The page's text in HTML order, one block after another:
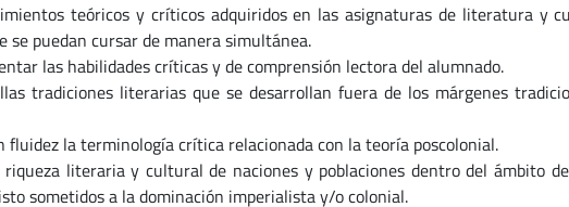
teóricos y críticos adquiridos en las asignaturas de literatura y
se puedan cursar de manera simultánea.
las habilidades críticas y de comprensión lectora del alumnado.
tradiciones literarias que se desarrollan fuera de los márgenes
fluidez la terminología crítica relacionada con la teoría poscolonial.
literaria y cultural de naciones y poblaciones dentro del ámbito
sometidos a la dominación imperialista y/o colonial.